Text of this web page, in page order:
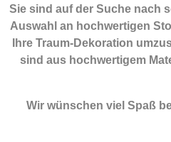
Sie sind auf der Suche nach
Auswahl an hochwertigen
Ihre Traum-Dekoration
sind aus hochwertigem
Wir wünschen viel Spaß